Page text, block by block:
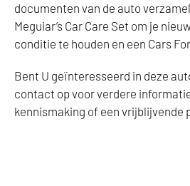
documenten van de auto
Meguiar’s Car Care Set om je
conditie te houden en een Cars
Bent U geïnteresseerd in deze
contact op voor verdere
kennismaking of een vrijblijvende